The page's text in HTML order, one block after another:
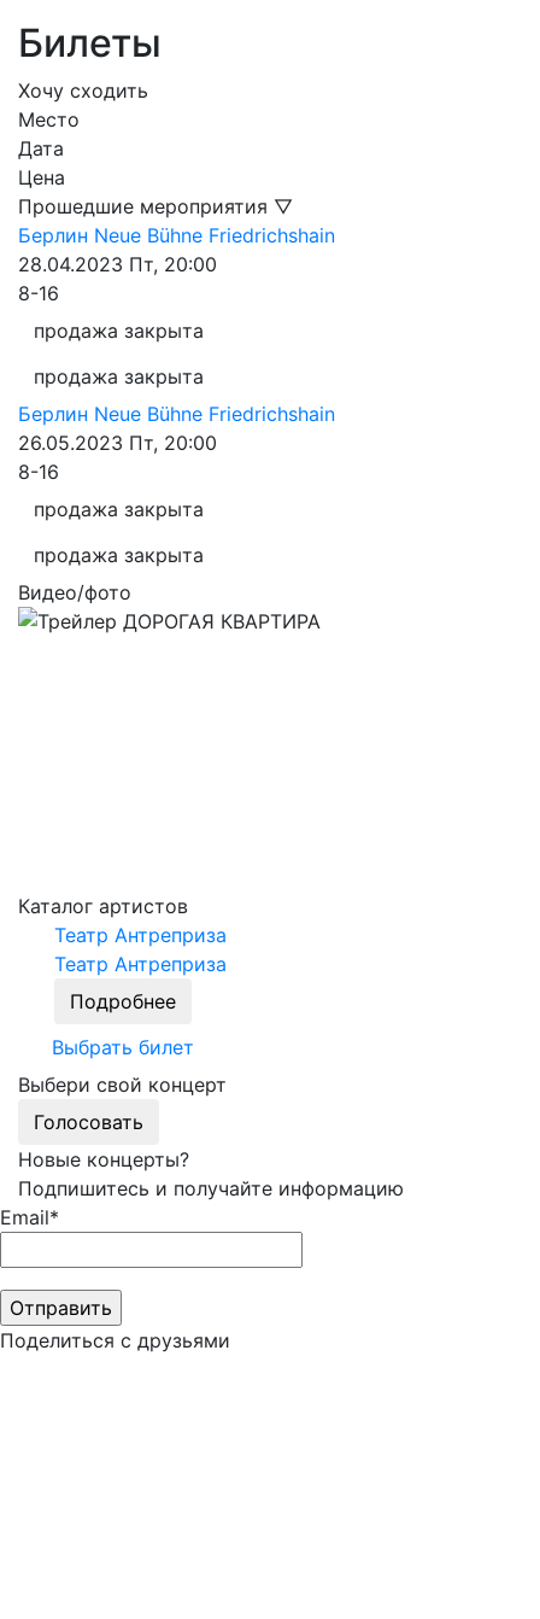
Билеты
Хочу сходить
Место
Дата
Цена
Прошедшие мероприятия ▽
Берлин Neue Bühne Friedrichshain
28.04.2023 Пт, 20:00
8-16
продажа закрыта
продажа закрыта
Берлин Neue Bühne Friedrichshain
26.05.2023 Пт, 20:00
8-16
продажа закрыта
продажа закрыта
Видео/фото
Каталог артистов
Театр Антреприза
Театр Антреприза
Подробнее
Выбрать билет
Выбери свой концерт
Голосовать
Новые концерты?
Подпишитесь и получайте информацию
Email*
Поделиться с друзьями